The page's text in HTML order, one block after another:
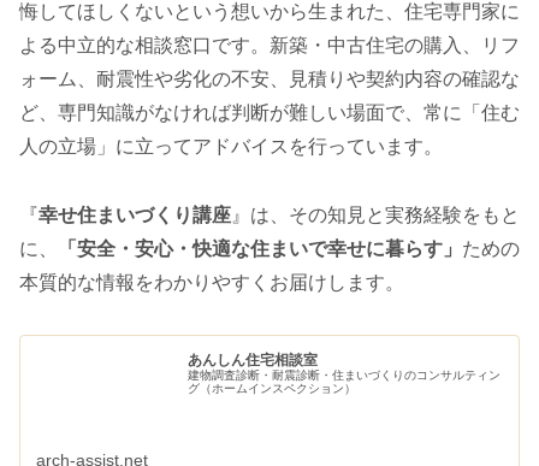
悔してほしくないという想いから生まれた、住宅専門家に
よる中立的な相談窓口です。新築・中古住宅の購入、リフ
ォーム、耐震性や劣化の不安、見積りや契約内容の確認な
ど、専門知識がなければ判断が難しい場面で、常に「住む
人の立場」に立ってアドバイスを行っています。
『幸せ住まいづくり講座 』は、その知見と実務経験をもと
に、
「安全・安心・快適な住まいで幸せに暮らす」 ための
本質的な情報をわかりやすくお届けします。
あんしん住宅相談室
建物調査診断・耐震診断・住まいづくりのコンサルティン
グ（ホームインスペクション）
arch-assist.net